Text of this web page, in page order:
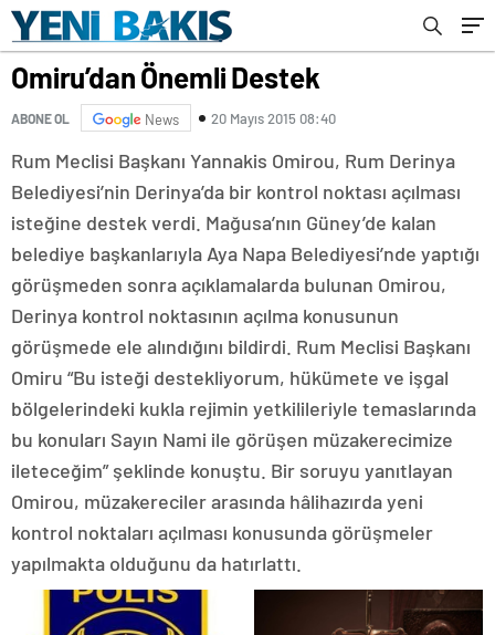
Omiru’dan Önemli Destek
ABONE OL News 20 Mayıs 2015 08:40
Rum Meclisi Başkanı Yannakis Omirou, Rum Derinya
Belediyesi’nin Derinya’da bir kontrol noktası açılması
isteğine destek verdi. Mağusa’nın Güney’de kalan
belediye başkanlarıyla Aya Napa Belediyesi’nde yaptığı
görüşmeden sonra açıklamalarda bulunan Omirou,
Derinya kontrol noktasının açılma konusunun
görüşmede ele alındığını bildirdi. Rum Meclisi Başkanı
Omiru “Bu isteği destekliyorum, hükümete ve işgal
bölgelerindeki kukla rejimin yetkilileriyle temaslarında
bu konuları Sayın Nami ile görüşen müzakerecimize
ileteceğim” şeklinde konuştu. Bir soruyu yanıtlayan
Omirou, müzakereciler arasında hâlihazırda yeni
kontrol noktaları açılması konusunda görüşmeler
yapılmakta olduğunu da hatırlattı.